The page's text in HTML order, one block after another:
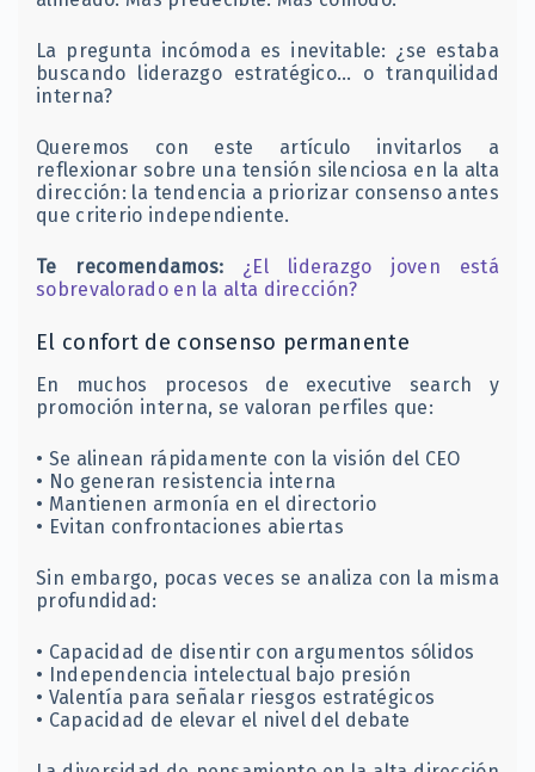
La pregunta incómoda es inevitable: ¿se estaba
buscando liderazgo estratégico… o tranquilidad
interna?
Queremos con este artículo invitarlos a
reflexionar sobre una tensión silenciosa en la alta
dirección: la tendencia a priorizar consenso antes
que criterio independiente.
Te recomendamos:
¿El liderazgo joven está
sobrevalorado en la alta dirección?
El confort de consenso permanente
En muchos procesos de executive search y
promoción interna, se valoran perfiles que:
• Se alinean rápidamente con la visión del CEO
• No generan resistencia interna
• Mantienen armonía en el directorio
• Evitan confrontaciones abiertas
Sin embargo, pocas veces se analiza con la misma
profundidad:
• Capacidad de disentir con argumentos sólidos
• Independencia intelectual bajo presión
• Valentía para señalar riesgos estratégicos
• Capacidad de elevar el nivel del debate